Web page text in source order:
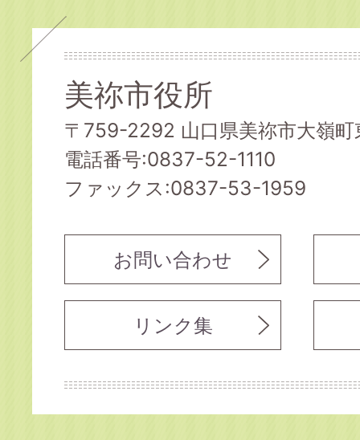
美祢市役所
〒759-2292 山口県美祢市大嶺
電話番号:0837-52-1110
ファックス:0837-53-1959
お問い合わせ
リンク集